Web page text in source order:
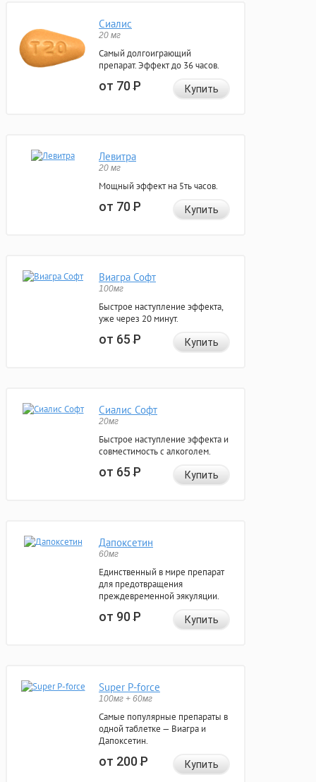
Сиалис
20 мг
Самый долгоиграющий
препарат. Эффект до 36 часов.
от 70Р Купить
Левитра
20 мг
Мощный эффект на 5ть часов.
от 70Р Купить
Виагра Софт
100мг
Быстрое наступление эффекта,
уже через 20 минут.
от 65Р Купить
Сиалис Софт
20мг
Быстрое наступление эффекта и
совместимость с алкоголем.
от 65Р Купить
Дапоксетин
60мг
Единственный в мире препарат
для предотвращения
преждевременной эякуляции.
от 90Р Купить
Super P-force
100мг + 60мг
Самые популярные препараты в
одной таблетке — Виагра и
Дапоксетин.
от 200Р Купить